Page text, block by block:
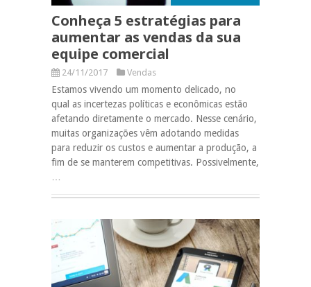
Conheça 5 estratégias para
aumentar as vendas da sua
equipe comercial
24/11/2017 Vendas
Estamos vivendo um momento delicado, no
qual as incertezas políticas e econômicas estão
afetando diretamente o mercado. Nesse cenário,
muitas organizações vêm adotando medidas
para reduzir os custos e aumentar a produção, a
fim de se manterem competitivas. Possivelmente,